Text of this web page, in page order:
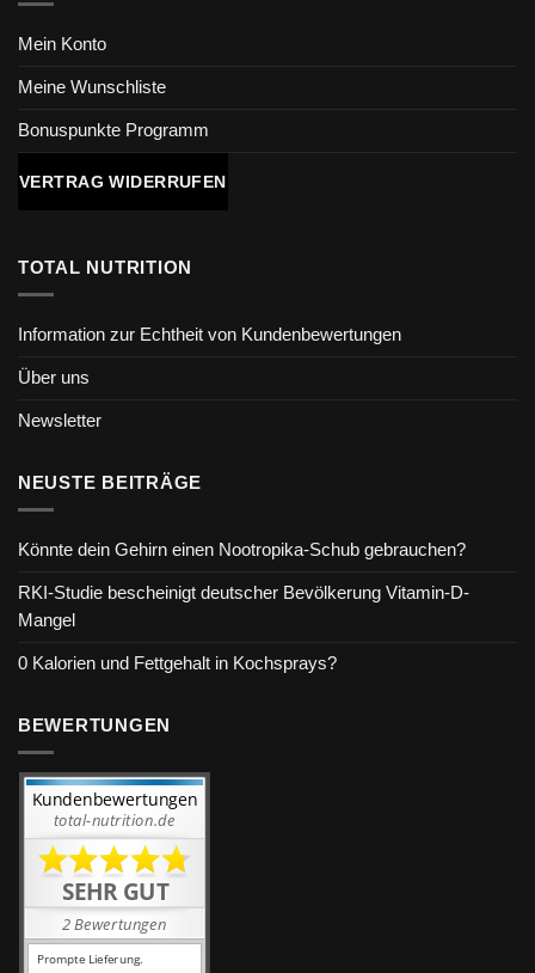
Mein Konto
Meine Wunschliste
Bonuspunkte Programm
VERTRAG WIDERRUFEN
TOTAL NUTRITION
Information zur Echtheit von Kundenbewertungen
Über uns
Newsletter
NEUSTE BEITRÄGE
Könnte dein Gehirn einen Nootropika-Schub gebrauchen?
RKI-Studie bescheinigt deutscher Bevölkerung Vitamin-D-
Mangel
0 Kalorien und Fettgehalt in Kochsprays?
BEWERTUNGEN